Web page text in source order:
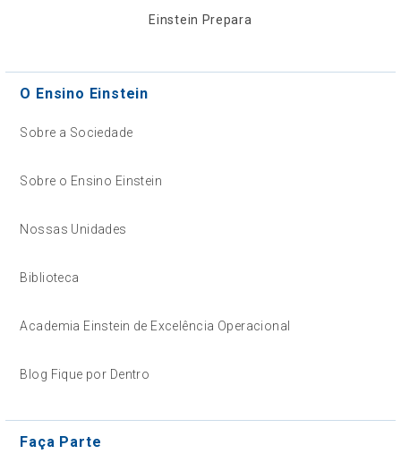
Einstein Prepara
O Ensino Einstein
Sobre a Sociedade
Sobre o Ensino Einstein
Nossas Unidades
Biblioteca
Academia Einstein de Excelência Operacional
Blog Fique por Dentro
Faça Parte